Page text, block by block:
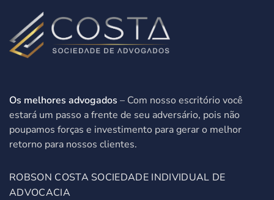
Os melhores advogados – Com nosso escritório você
estará um passo a frente de seu adversário, pois não
poupamos forças e investimento para gerar o melhor
retorno para nossos clientes.
ROBSON COSTA SOCIEDADE INDIVIDUAL DE
ADVOCACIA